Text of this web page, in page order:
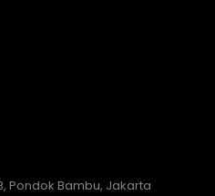
Pondok Bambu, Jakarta